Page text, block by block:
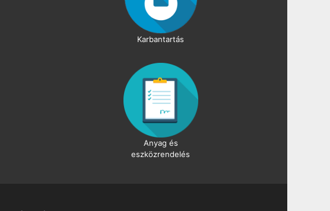
Karbantartás
Anyag és
eszközrendelés